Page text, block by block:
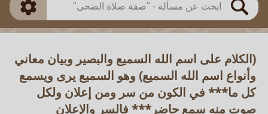
بحث
(الكلام على اسم الله السميع والبصير وبيان معاني
وأنواع اسم الله السميع) وهو السميع يرى ويسمع
كل ما*** في الكون من سر ومن إعلان ولكل
صوت منه سمع حاضر*** فالسر والإعلان